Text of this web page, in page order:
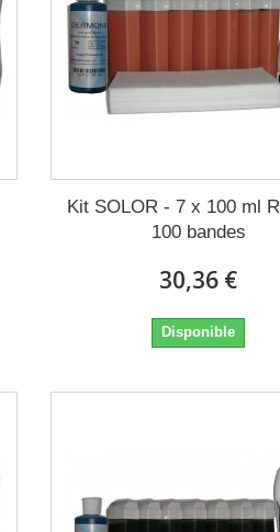
Kit SOLOR - 7 x 100 ml
100 bandes
30,36 €
Disponible